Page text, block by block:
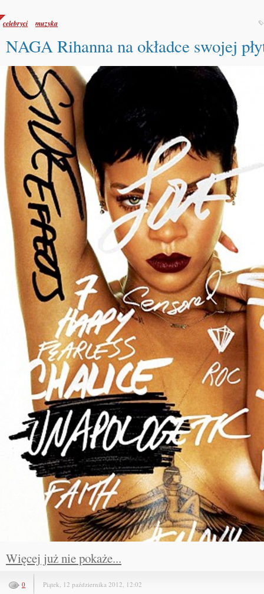
celebryci muzyka
NAGA Rihanna na okładce swojej
Więcej już nie pokaże...
0 Piątek, 12 października 2012, 12:02